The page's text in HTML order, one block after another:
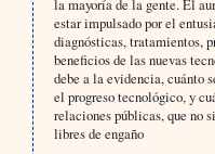
la mayoría de la gente. El
estar impulsado por el
diagnósticas, tratamientos,
beneficios de las nuevas
debe a la evidencia, cuánto
el progreso tecnológico, y
relaciones públicas, que no
libres de engaño